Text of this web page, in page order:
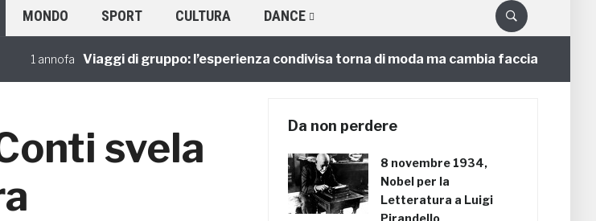
MONDO SPORT CULTURA DANCE
1 annofa Viaggi di gruppo: l’esperienza condivisa torna di moda ma cambia faccia
svela
Da non perdere
8 novembre 1934,
Nobel per la
Letteratura a Luigi